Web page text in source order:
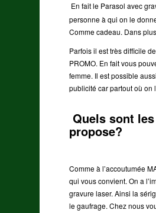
En fait le Parasol avec
personne à qui on le
Comme cadeau. Dans
Parfois il est très difficile
PROMO. En fait vous
femme. Il est possible
publicité car partout où on
Quels sont
propose?
Comme à l’accoutumée
qui vous convient. On a
gravure laser. Ainsi la
le gaufrage. Chez nous